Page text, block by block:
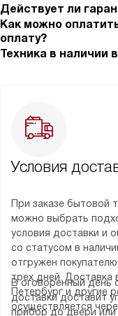
Действует ли
Как можно
оплату?
Техника в наличии
Условия
При заказе бытовой
можно выбрать
условия доставки и
со статусом в
отгружен
трех дней. Доставка
Петербург и другие
осуществляется
В оговоренный день
доставки доставит
прибор до двери или